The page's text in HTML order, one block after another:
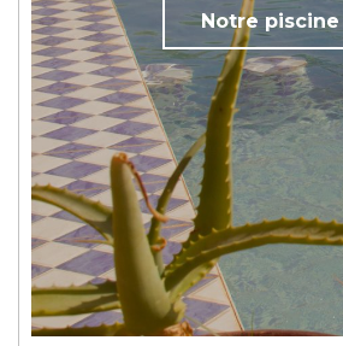
Notre piscine